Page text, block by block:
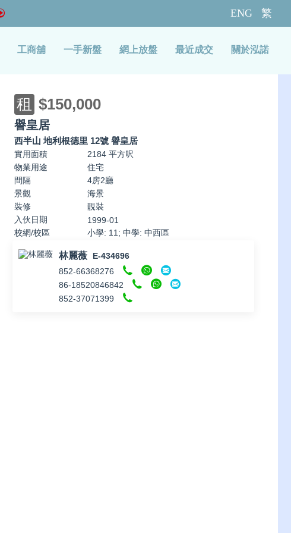
ENG 繁
工商舖 一手新盤 網上放盤 最近成交 關於泓諾
租 $150,000
譽皇居
西半山 地利根德里 12號 譽皇居
實用面積
2184 平方呎
物業用途
住宅
間隔
4房2廳
景觀
海景
裝修
靚裝
入伙日期
1999-01
校網/校區
小學: 11; 中學: 中西區
林麗薇 E-434696
852-66368276
86-18520846842
852-37071399